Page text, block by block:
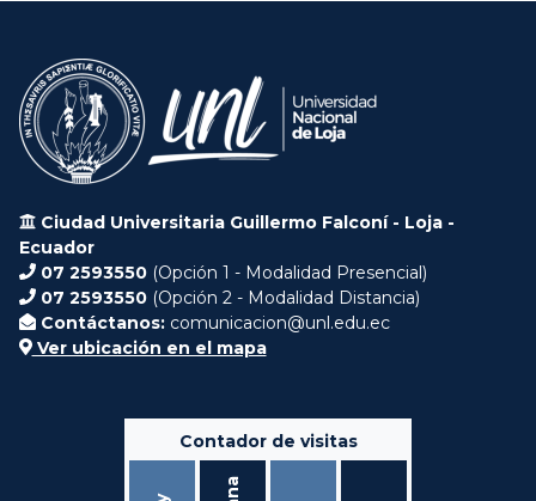
Ciudad Universitaria Guillermo Falconí - Loja -
Ecuador
07 2593550 (Opción 1 - Modalidad Presencial)
07 2593550 (Opción 2 - Modalidad Distancia)
Contáctanos: comunicacion@unl.edu.ec
Ver ubicación en el mapa
Contador de visitas